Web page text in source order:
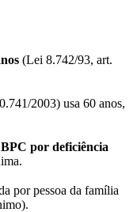
(Lei 8.742/93, art.
2003) usa 60 anos,
BPC por deficiência
por pessoa da família